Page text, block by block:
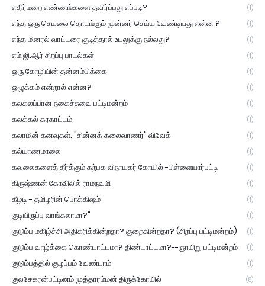
எதிர்மறை எண்ணங்களை தவிர்ப்பது எப்படி? (1)
எந்த ஒரு செயலை தொடங்கும் முன்னர் செய்ய வேண்டியது என்ன ? (1)
எந்த மினரல் வாட்டரை குடித்தால் உடலுக்கு நல்லது? (1)
எம்.ஜி.ஆர் சிறப்பு பாடல்கள் (1)
ஒரு கோழியின் தன்னம்பிக்கை (1)
ஒழுக்கம் என்றால் என்ன? (1)
கலகலப்பான நகைச்சுவை பட்டிமன்றம் (1)
கலக்கல் கரகாட்டம் (1)
கலாமின் கனவுகள். "சின்னக் கலைவாணர்" விவேக் (1)
கல்யாணமாலை (1)
கவலைகளைத் தீர்க்கும் கற்பக விநாயகர் கோயில் -பிள்ளையார்பட்டி (1)
கிருஷ்ணன் கோவிலில் ராமநவமி (1)
கீழடி - தமிழரின் பொக்கிஷம் (1)
குடியிருப்பு வாங்கலாமா?" (1)
குடும்ப மகிழ்ச்சி அதிகரிக்கின்றதா? குறைகின்றதா? (சிறப்பு பட்டிமன்றம்) (1)
குடும்ப வாழ்க்கை கொண்டாட்டமா? திண்டாட்டமா?--ஞாயிறு பட்டிமன்றம் (1)
குடும்பத்தில் குழப்பம் வேண்டாம் (1)
குலசேகரன்பட்டினம் முத்தாரம்மன் திருக்கோயில் (8)